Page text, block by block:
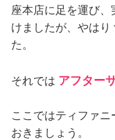
座本店に足を運び
けましたが、やはり
た。
それでは アフター
ここではティファ
おきましょう。